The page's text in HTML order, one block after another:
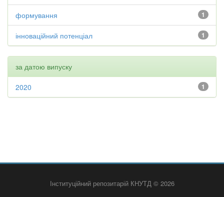
1
формування
1
інноваційний потенціал
за датою випуску
1
2020
Інституційний репозитарій КНУТД © 2026